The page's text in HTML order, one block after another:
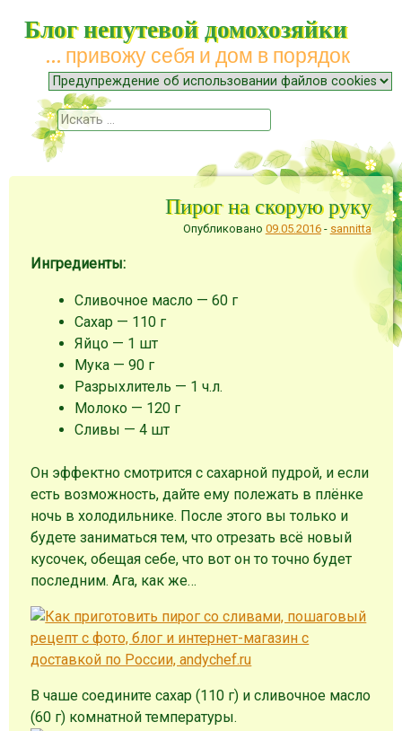
Блог непутевой домохозяйки
… привожу себя и дом в порядок
Меню
Наверх
Поиск
Пирог на скорую руку
Опубликовано 09.05.2016- sannitta
Ингредиенты:
Сливочное масло — 60 г
Сахар — 110 г
Яйцо — 1 шт
Мука — 90 г
Разрыхлитель — 1 ч.л.
Молоко — 120 г
Сливы — 4 шт
Он эффектно смотрится с сахарной пудрой, и если
есть возможность, дайте ему полежать в плёнке
ночь в холодильнике. После этого вы только и
будете заниматься тем, что отрезать всё новый
кусочек, обещая себе, что вот он то точно будет
последним. Ага, как же…
В чаше соедините сахар (110 г) и сливочное масло
(60 г) комнатной температуры.